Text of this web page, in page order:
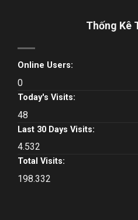
Thống Kê
Online Users:
0
Today's Visits:
48
Last 30 Days Visits:
4.532
Total Visits:
198.332